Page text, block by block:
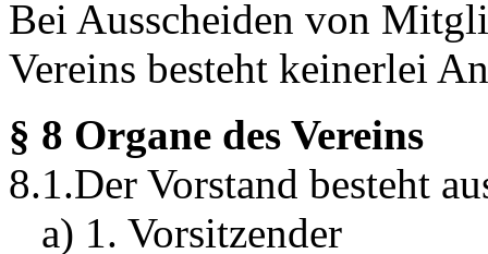
Bei Ausscheiden von
Vereins besteht keinerlei
§ 8 Organe des Vereins
8.1.Der Vorstand besteht
a) 1. Vorsitzender